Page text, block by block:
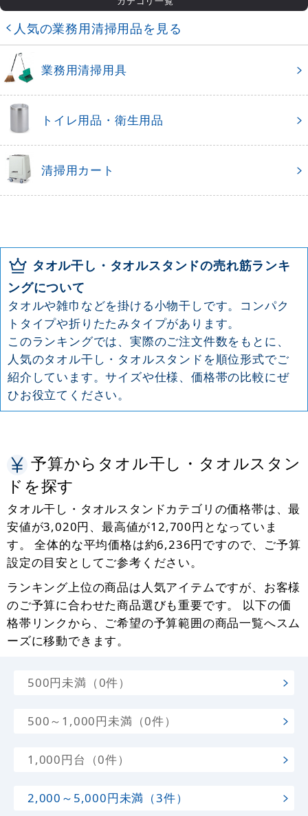
人気の業務用清掃用品を見る
業務用清掃用具
トイレ用品・衛生用品
清掃用カート
タオル干し・タオルスタンドの売れ筋ランキ
ングについて
タオルや雑巾などを掛ける小物干しです。コンパク
トタイプや折りたたみタイプがあります。
このランキングでは、実際のご注文件数をもとに、
人気のタオル干し・タオルスタンドを順位形式でご
紹介しています。サイズや仕様、価格帯の比較にぜ
ひお役立てください。
予算からタオル干し・タオルスタン
ドを探す
タオル干し・タオルスタンドカテゴリの価格帯は、最
安値が3,020円、最高値が12,700円となっていま
す。 全体的な平均価格は約6,236円ですので、ご予算
設定の目安としてご参考ください。
ランキング上位の商品は人気アイテムですが、お客様
のご予算に合わせた商品選びも重要です。 以下の価
格帯リンクから、ご希望の予算範囲の商品一覧へスム
ーズに移動できます。
500円未満（0件）
500～1,000円未満（0件）
1,000円台（0件）
2,000～5,000円未満（3件）